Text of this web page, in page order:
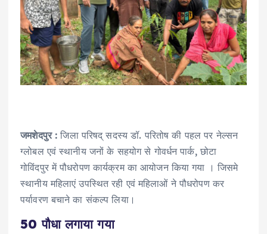
जमशेदपुर : जिला परिषद् सदस्य डॉ. परितोष की पहल पर नेल्सन
ग्लोबल एवं स्थानीय जनों के सहयोग से गोवर्धन पार्क, छोटा
गोविंदपुर में पौधरोपण कार्यक्रम का आयोजन किया गया । जिसमे
स्थानीय महिलाएं उपस्थित रही एवं महिलाओं ने पौधरोपण कर
पर्यावरण बचाने का संकल्प लिया।
50 पौधा लगाया गया